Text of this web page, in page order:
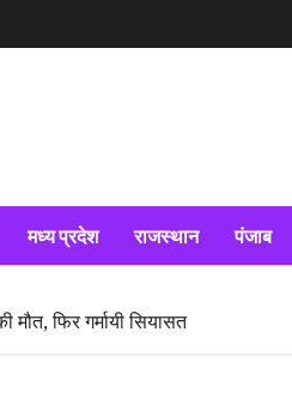
मध्य प्रदेश राजस्थान पंजाब
मौत, फिर गर्मायी सियासत